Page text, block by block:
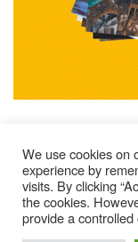
Impressum
POLY
We use cookies on
experience by
visits. By clicking
the cookies.
provide a controlled